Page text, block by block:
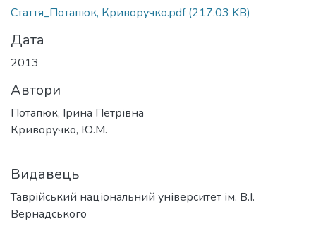
Стаття_Потапюк, Криворучко.pdf(217.03 KB)
Дата
2013
Автори
Потапюк, Ірина Петрівна
Криворучко, Ю.М.
Видавець
Таврійський національний університет ім. В.І.
Вернадського